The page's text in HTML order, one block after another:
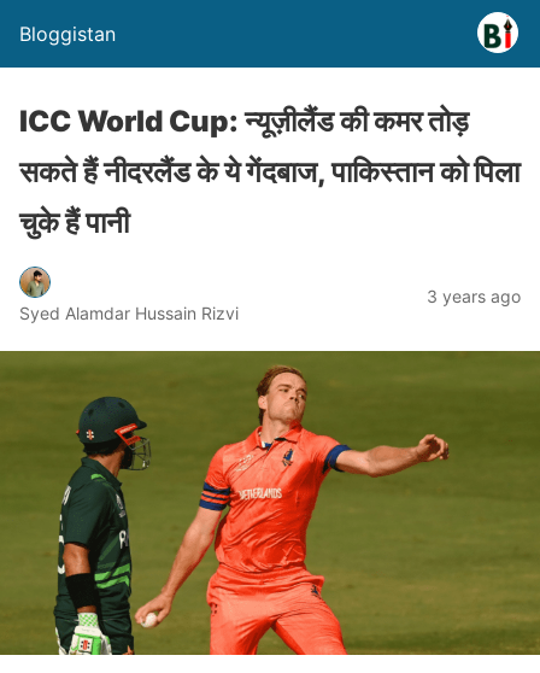
Bloggistan
ICC World Cup: न्यूज़ीलैंड की कमर तोड़
सकते हैं नीदरलैंड के ये गेंदबाज, पाकिस्तान को पिला
चुके हैं पानी
Syed Alamdar Hussain Rizvi
3 years ago